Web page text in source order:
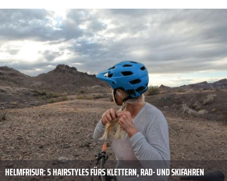
HELMFRISUR: 5 HAIRSTYLES FÜRS KLETTERN, RAD- UND SKIFAHREN